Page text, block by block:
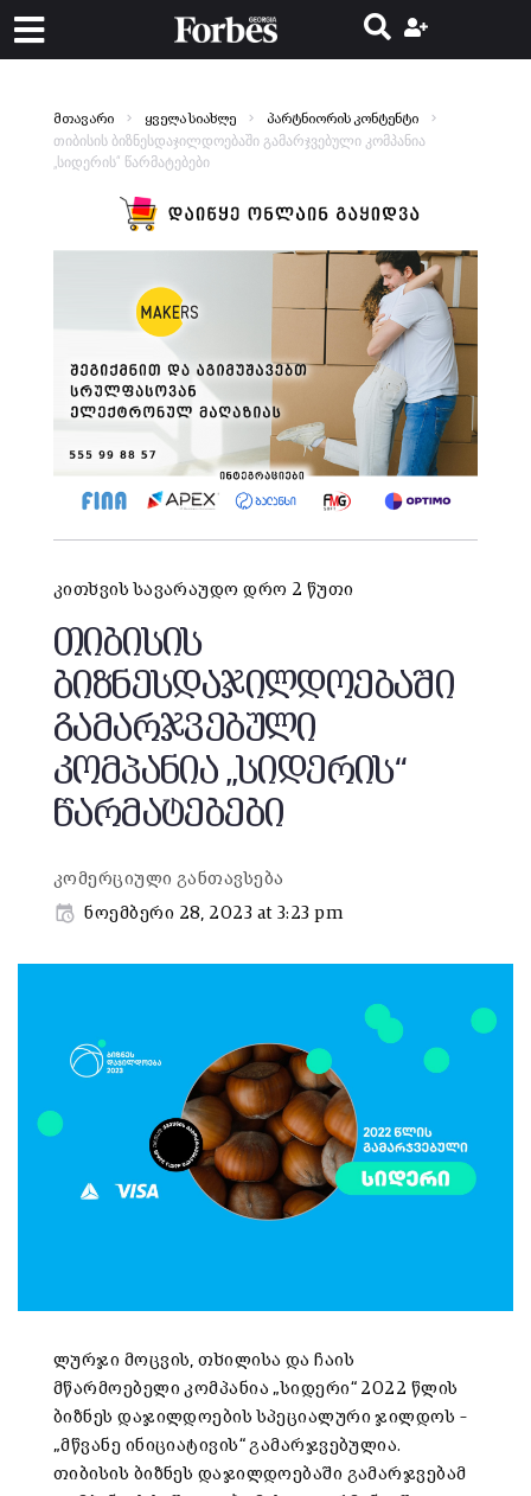
მთავარი ყველა სიახლე პარტნიორის კონტენტი
თიბისის ბიზნესდაჯილდოებაში გამარჯვებული კომპანია
„სიდერის“ წარმატებები
კითხვის სავარაუდო დრო 2 წუთი
თიბისის
ბიზნესდაჯილდოებაში
გამარჯვებული
კომპანია „სიდერის“
წარმატებები
კომერციული განთავსება
ნოემბერი 28, 2023 at 3:23 pm
ლურჯი მოცვის, თხილისა და ჩაის
მწარმოებელი კომპანია „სიდერი“ 2022 წლის
ბიზნეს დაჯილდოების სპეციალური ჯილდოს –
„მწვანე ინიციატივის“ გამარჯვებულია.
თიბისის ბიზნეს დაჯილდოებაში გამარჯვებამ